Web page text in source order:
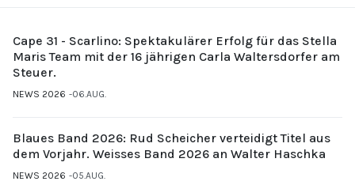
Cape 31 - Scarlino: Spektakulärer Erfolg für das Stella
Maris Team mit der 16 jährigen Carla Waltersdorfer am
Steuer.
NEWS 2026 06.AUG.
Blaues Band 2026: Rud Scheicher verteidigt Titel aus
dem Vorjahr. Weisses Band 2026 an Walter Haschka
NEWS 2026 05.AUG.